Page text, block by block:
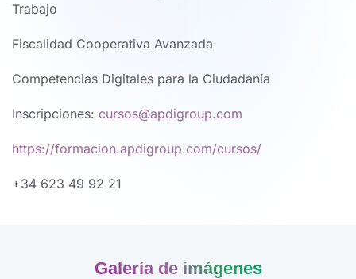
Trabajo
Fiscalidad Cooperativa Avanzada
Competencias Digitales para la Ciudadanía
Inscripciones: cursos@apdigroup.com
https://formacion.apdigroup.com/cursos/
+34 623 49 92 21
Galería de imágenes